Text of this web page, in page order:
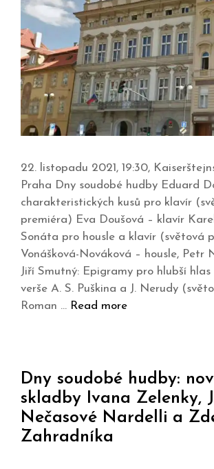
22. listopadu 2021, 19:30,
Praha Dny soudobé hudby Eduard
charakteristických kusů pro klavír
premiéra) Eva Doušová – klavír
Sonáta pro housle a klavír (světová
Vonášková-Nováková – housle, Petr
Jiří Smutný: Epigramy pro hlubší
verše A. S. Puškina a J. Nerudy
Roman … Read more
Dny soudobé hudby:
skladby Ivana Zelenky,
Nečasové Nardelli a
Zahradníka